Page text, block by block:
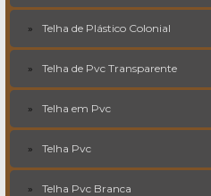
Telha de Plástico Colonial
Telha de Pvc Transparente
Telha em Pvc
Telha Pvc
Telha Pvc Branca